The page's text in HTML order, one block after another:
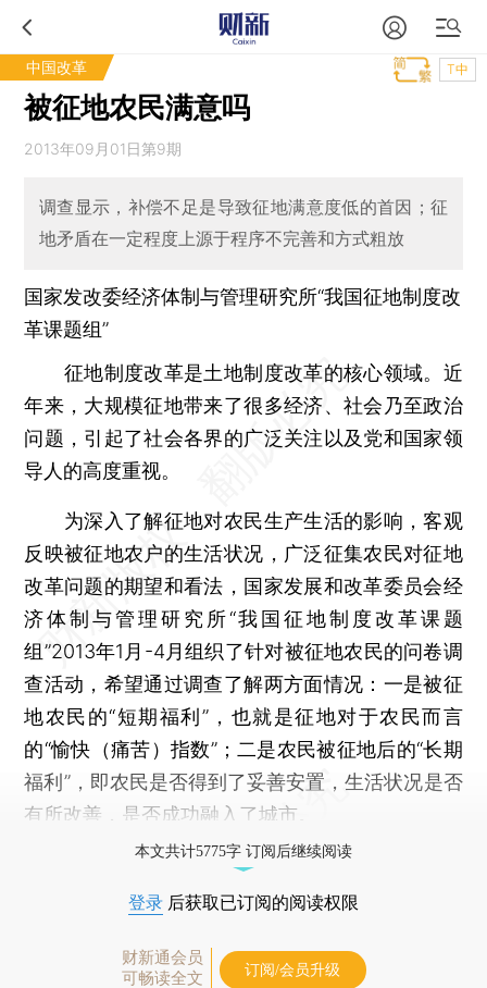
中国改革 T中
被征地农民满意吗
2013年09月01日第9期
调查显示，补偿不足是导致征地满意度低的首因；征
地矛盾在一定程度上源于程序不完善和方式粗放
国家发改委经济体制与管理研究所“我国征地制度改
革课题组”
征地制度改革是土地制度改革的核心领域。近
年来，大规模征地带来了很多经济、社会乃至政治
问题，引起了社会各界的广泛关注以及党和国家领
导人的高度重视。
为深入了解征地对农民生产生活的影响，客观
反映被征地农户的生活状况，广泛征集农民对征地
改革问题的期望和看法，国家发展和改革委员会经
济体制与管理研究所“我国征地制度改革课题
组”2013年1月-4月组织了针对被征地农民的问卷调
查活动，希望通过调查了解两方面情况：一是被征
地农民的“短期福利”，也就是征地对于农民而言
的“愉快（痛苦）指数”；二是农民被征地后的“长期
福利”，即农民是否得到了妥善安置，生活状况是否
有所改善，是否成功融入了城市。
本文共计5775字 订阅后继续阅读
登录 后获取已订阅的阅读权限
财新通会员
可畅读全文
订阅/会员升级